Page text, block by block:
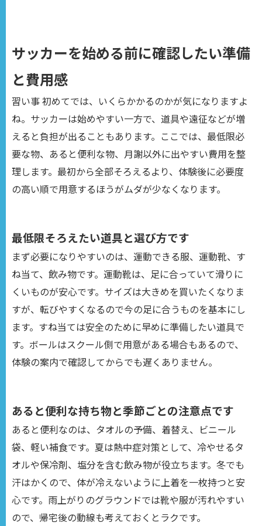
サッカーを始める前に確認したい準備
と費用感
習い事 初めてでは、いくらかかるのかが気になりますよ
ね。サッカーは始めやすい一方で、道具や遠征などが増
えると負担が出ることもあります。ここでは、最低限必
要な物、あると便利な物、月謝以外に出やすい費用を整
理します。最初から全部そろえるより、体験後に必要度
の高い順で用意するほうがムダが少なくなります。
最低限そろえたい道具と選び方です
まず必要になりやすいのは、運動できる服、運動靴、す
ね当て、飲み物です。運動靴は、足に合っていて滑りに
くいものが安心です。サイズは大きめを買いたくなりま
すが、転びやすくなるので今の足に合うものを基本にし
ます。すね当ては安全のために早めに準備したい道具で
す。ボールはスクール側で用意がある場合もあるので、
体験の案内で確認してからでも遅くありません。
あると便利な持ち物と季節ごとの注意点です
あると便利なのは、タオルの予備、着替え、ビニール
袋、軽い補食です。夏は熱中症対策として、冷やせるタ
オルや保冷剤、塩分を含む飲み物が役立ちます。冬でも
汗はかくので、体が冷えないように上着を一枚持つと安
心です。雨上がりのグラウンドでは靴や服が汚れやすい
ので、帰宅後の動線も考えておくとラクです。